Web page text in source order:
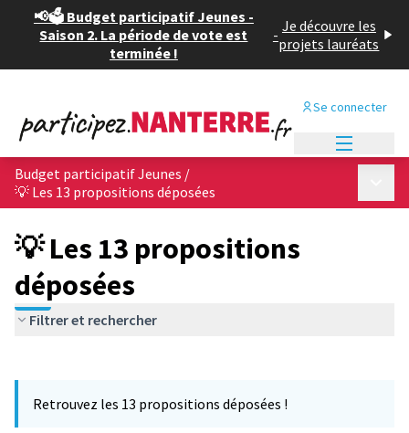
📢🗳️ Budget participatif Jeunes -
Saison 2. La période de vote est
terminée !
- Je découvre les
projets lauréats
Se connecter
Budget participatif Jeunes /
💡 Les 13 propositions déposées
💡 Les 13 propositions
déposées
Filtrer et rechercher
−
Retrouvez les 13 propositions déposées !